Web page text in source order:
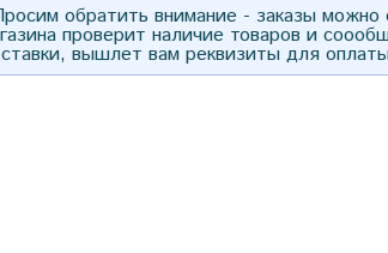
обратить внимание - заказы
проверит наличие товаров и
вышлет вам реквизиты для